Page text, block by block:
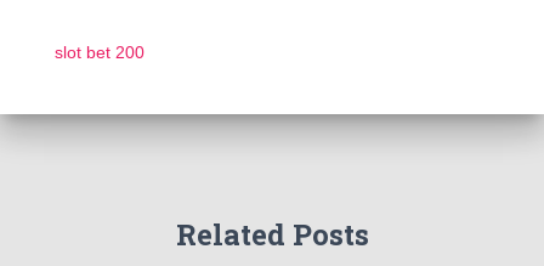
slot bet 200
Related Posts